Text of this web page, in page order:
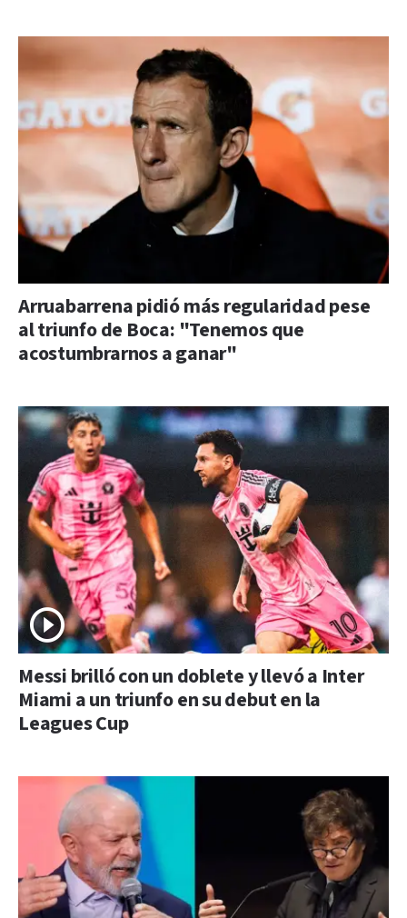
Arruabarrena pidió más regularidad pese
al triunfo de Boca: "Tenemos que
acostumbrarnos a ganar"
Messi brilló con un doblete y llevó a Inter
Miami a un triunfo en su debut en la
Leagues Cup